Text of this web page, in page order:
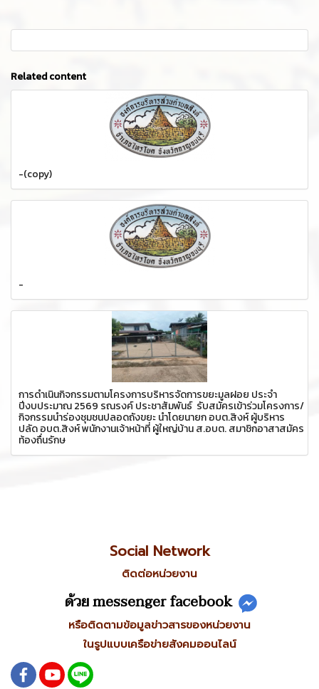
Related content
-(copy)
-
การดำเนินกิจกรรมตามโครงการบริหารจัดการขยะมูลฝอย ประจำ
ปีงบประมาณ 2569 รณรงค์ ประชาสัมพันธ์ รับสมัครเข้าร่วมโครงการ/
กิจกรรมนำร่องชุมชนปลอดถังขยะ นำโดยนายก อบต.สิงห์ ผู้บริหาร
ปลัด อบต.สิงห์ พนักงานเจ้าหน้าที่ ผู้ใหญ่บ้าน ส.อบต. สมาชิกอาสาสมัคร
ท้องถื่นรักษ
Social Network
ติดต่อหน่วยงาน
ด้วย messenger facebook
หรือติดตามข้อมูลข่าวสารของหน่วยงาน
ในรูปแบบเครือข่ายสังคมออนไลน์